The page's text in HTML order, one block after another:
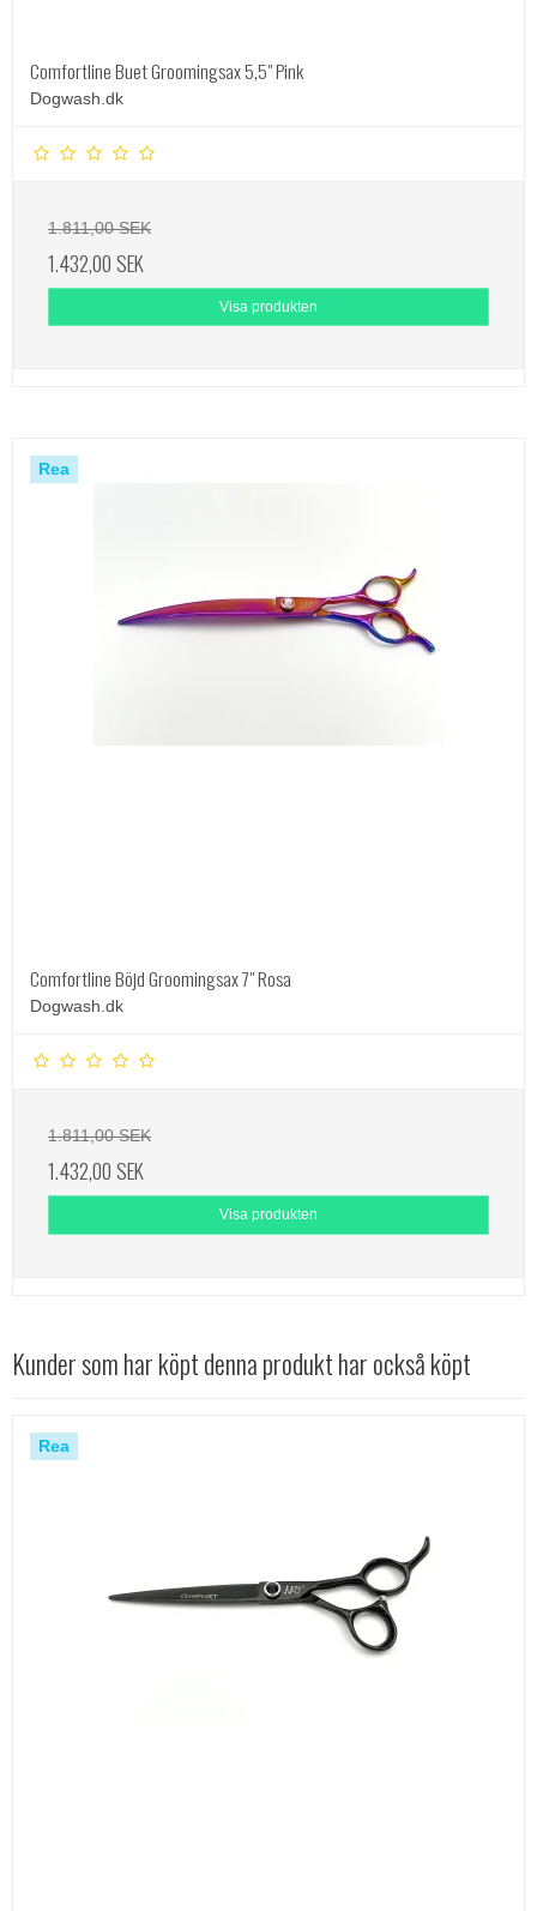
Comfortline Buet Groomingsax 5,5" Pink
Dogwash.dk
1.811,00 SEK
1.432,00 SEK
Visa produkten
Rea
Comfortline Böjd Groomingsax 7" Rosa
Dogwash.dk
1.811,00 SEK
1.432,00 SEK
Visa produkten
Kunder som har köpt denna produkt har också köpt
Rea